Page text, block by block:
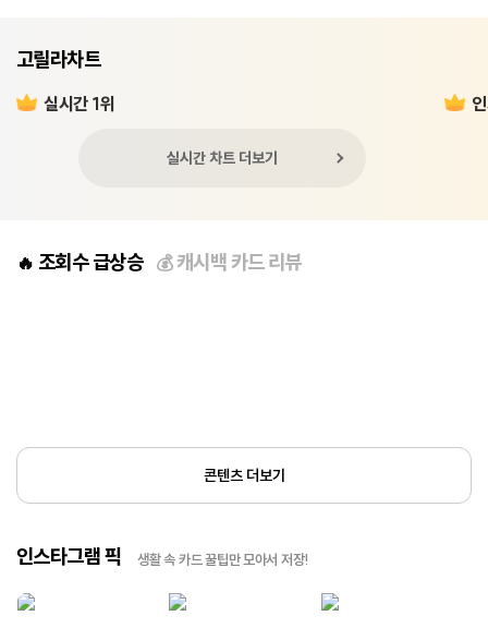
고릴라차트
실시간 1위
실시간 차트 더보기
🔥 조회수 급상승 💰캐시백 카드 리뷰
콘텐츠 더보기
인스타그램 픽 생활 속 카드 꿀팁만 모아서 저장!